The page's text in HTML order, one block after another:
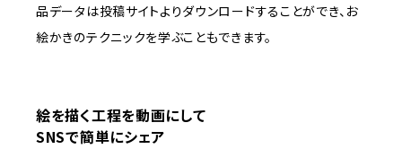
品データは投稿サイトよりダウンロードすることができ、お
絵かきのテクニックを学ぶこともできます。
絵を描く工程を動画にして
SNSで簡単にシェア